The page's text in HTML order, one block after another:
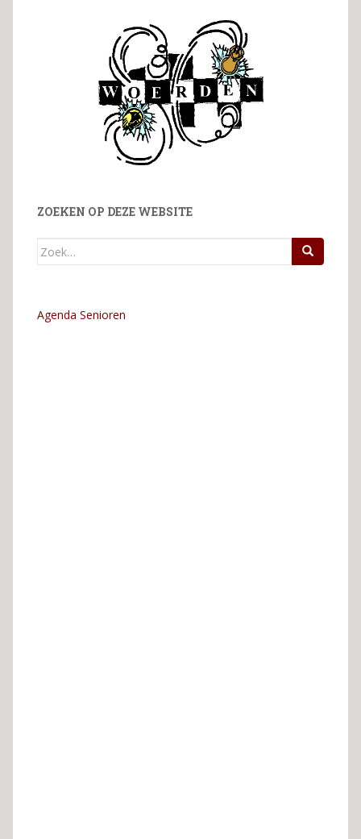
ZOEKEN OP DEZE WEBSITE
Zoek
Agenda Senioren